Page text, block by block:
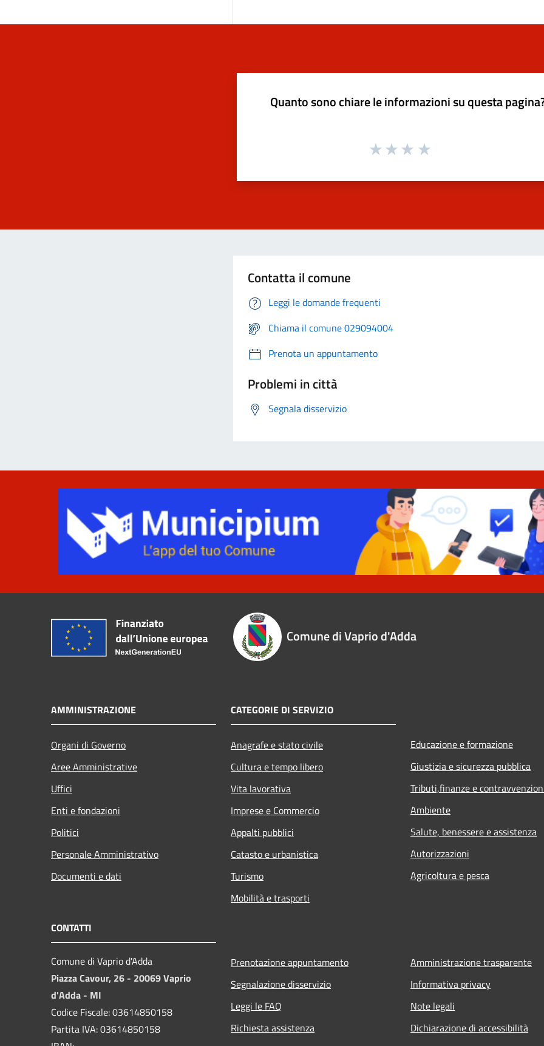
Quanto sono chiare le informazioni su questa
Contatta il comune
Leggi le domande frequenti
Chiama il comune 029094004
Prenota un appuntamento
Problemi in città
Segnala disservizio
Comune di Vaprio d'Adda
AMMINISTRAZIONE
Organi di Governo
Aree Amministrative
Uffici
Enti e fondazioni
Politici
Personale Amministrativo
Documenti e dati
CATEGORIE DI SERVIZIO
Anagrafe e stato civile
Cultura e tempo libero
Vita lavorativa
Imprese e Commercio
Appalti pubblici
Catasto e urbanistica
Turismo
Mobilità e trasporti
Educazione e formazione
Giustizia e sicurezza pubblica
Tributi,finanze e
Ambiente
Salute, benessere e assistenza
Autorizzazioni
Agricoltura e pesca
CONTATTI
Comune di Vaprio d'Adda
Piazza Cavour, 26 - 20069 Vaprio
d'Adda - MI
Codice Fiscale: 03614850158
Partita IVA: 03614850158
Prenotazione appuntamento
Segnalazione disservizio
Leggi le FAQ
Richiesta assistenza
Amministrazione trasparente
Informativa privacy
Note legali
Dichiarazione di accessibilità